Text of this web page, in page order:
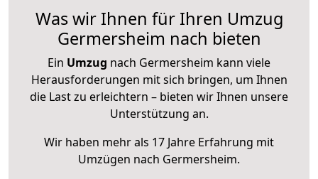
Was wir Ihnen für Ihren Umzug
Germersheim nach bieten
Ein Umzug nach Germersheim kann viele
Herausforderungen mit sich bringen, um Ihnen
die Last zu erleichtern – bieten wir Ihnen unsere
Unterstützung an.
Wir haben mehr als 17 Jahre Erfahrung mit
Umzügen nach Germersheim.